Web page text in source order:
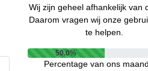
Wij zijn geheel afhankelijk van
Daarom vragen wij onze
te helpen.
50.0%
Percentage van ons